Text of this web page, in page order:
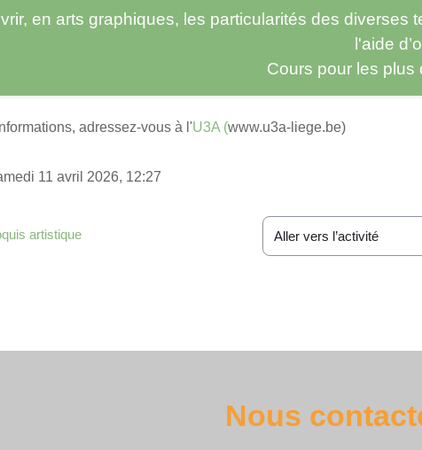
en arts graphiques, les particularités des diverses
l'aide
Cours pour les plus
adressez-vous à l'U3A (www.u3a-liege.be)
11 avril 2026, 12:27
artistique
Aller vers l’activité
Nous